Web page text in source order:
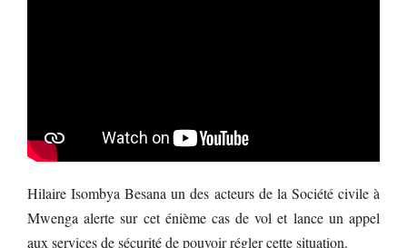
Hilaire Isombya Besana un des acteurs de la Société civile à
Mwenga alerte sur cet énième cas de vol et lance un appel
aux services de sécurité de pouvoir régler cette situation.